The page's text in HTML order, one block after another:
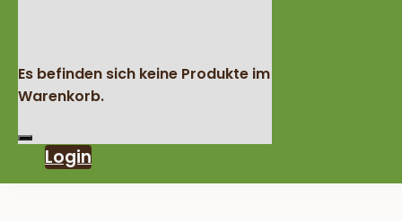
Es befinden sich keine Produkte im
Warenkorb.
Login